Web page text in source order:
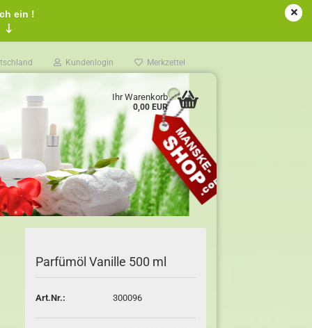
Kundenlogin Merkzettel
Ihr Warenkorb
0,00 EUR
ein !
↓
Parfümöl Vanille 500 ml
Art.Nr.: 300096